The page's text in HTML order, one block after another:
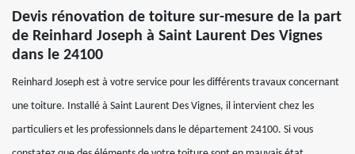
Devis rénovation de toiture sur-mesure de la part
de Reinhard Joseph à Saint Laurent Des Vignes
dans le 24100
Reinhard Joseph est à votre service pour les différents travaux concernant
une toiture. Installé à Saint Laurent Des Vignes, il intervient chez les
particuliers et les professionnels dans le département 24100. Si vous